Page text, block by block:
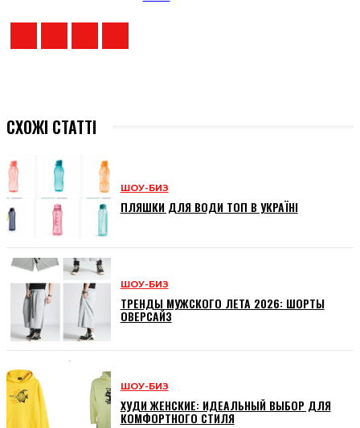
СХОЖІ СТАТТІ
ШОУ-БИЗ
ПЛЯШКИ ДЛЯ ВОДИ ТОП В УКРАЇНІ
ШОУ-БИЗ
ТРЕНДЫ МУЖСКОГО ЛЕТА 2026: ШОРТЫ
ОВЕРСАЙЗ
ШОУ-БИЗ
ХУДИ ЖЕНСКИЕ: ИДЕАЛЬНЫЙ ВЫБОР ДЛЯ
КОМФОРТНОГО СТИЛЯ